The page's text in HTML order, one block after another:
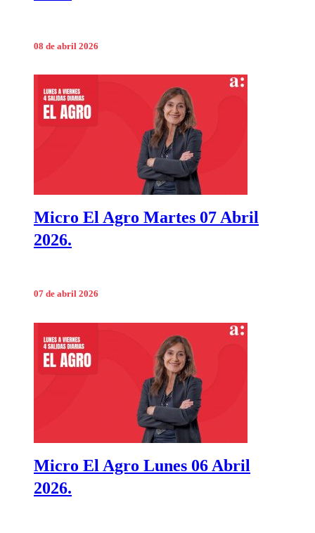
08 de abril 2026
Micro El Agro Martes 07 Abril
2026.
07 de abril 2026
Micro El Agro Lunes 06 Abril
2026.